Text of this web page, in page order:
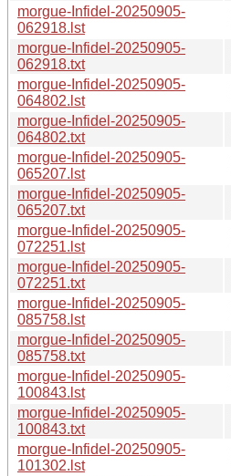
morgue-Infidel-20250905-
062918.lst
morgue-Infidel-20250905-
062918.txt
morgue-Infidel-20250905-
064802.lst
morgue-Infidel-20250905-
064802.txt
morgue-Infidel-20250905-
065207.lst
morgue-Infidel-20250905-
065207.txt
morgue-Infidel-20250905-
072251.lst
morgue-Infidel-20250905-
072251.txt
morgue-Infidel-20250905-
085758.lst
morgue-Infidel-20250905-
085758.txt
morgue-Infidel-20250905-
100843.lst
morgue-Infidel-20250905-
100843.txt
morgue-Infidel-20250905-
101302.lst